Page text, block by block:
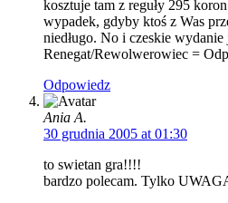
kosztuje tam z reguły 295
wypadek, gdyby ktoś z Was
niedługo. No i czeskie
Renegat/Rewolwerowiec =
Odpowiedz
Ania A.
30 grudnia 2005 at 01:30
to swietan gra!!!!
bardzo polecam. Tylko